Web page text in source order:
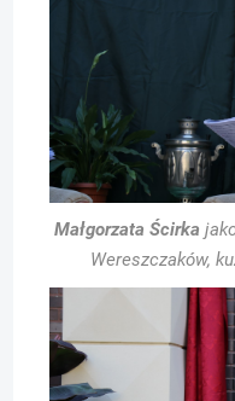
Małgorzata Ścirka
Wereszczaków,